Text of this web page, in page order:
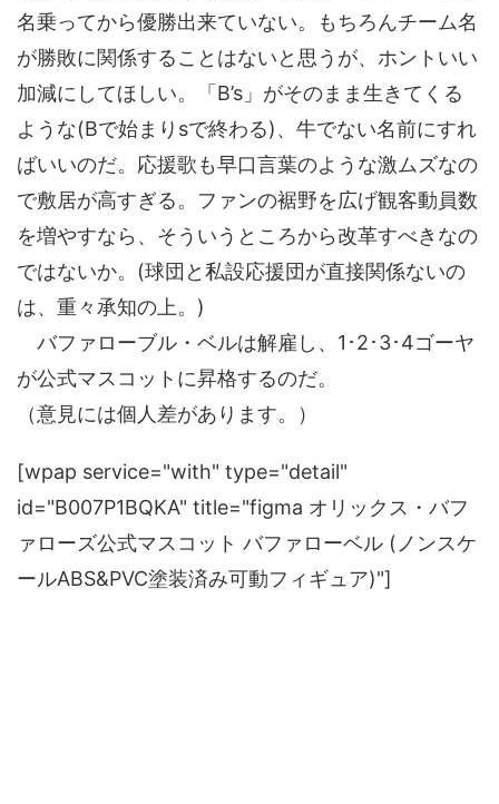
名乗ってから優勝出来ていない。もちろんチーム名
が勝敗に関係することはないと思うが、ホントいい
加減にしてほしい。「B’s」がそのまま生きてくる
ような(Bで始まりsで終わる)、牛でない名前にすれ
ばいいのだ。応援歌も早口言葉のような激ムズなの
で敷居が高すぎる。ファンの裾野を広げ観客動員数
を増やすなら、そういうところから改革すべきなの
ではないか。(球団と私設応援団が直接関係ないの
は、重々承知の上。)
バファローブル・ベルは解雇し、1･2･3･4ゴーヤ
が公式マスコットに昇格するのだ。
（意見には個人差があります。）
[wpap service="with" type="detail"
id="B007P1BQKA" title="figma オリックス・バフ
ァローズ公式マスコット バファローベル (ノンスケ
ールABS&PVC塗装済み可動フィギュア)"]